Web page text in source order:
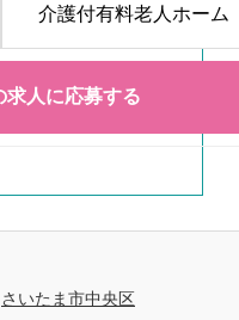
介護付有料老人ホーム
さいたま市中央区